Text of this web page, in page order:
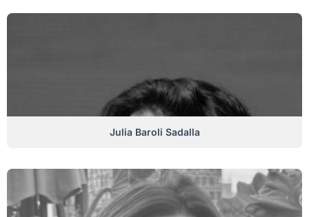
Julia Baroli Sadalla